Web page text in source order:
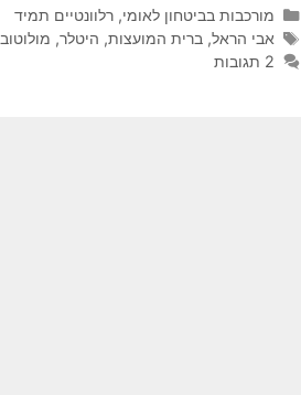
קטגוריות
מורכבות בביטחון לאומי, רלוונטיים תמיד
תגיות
אבי הראל, ברית המועצות, היטלר, מולוטוב
2 תגובות